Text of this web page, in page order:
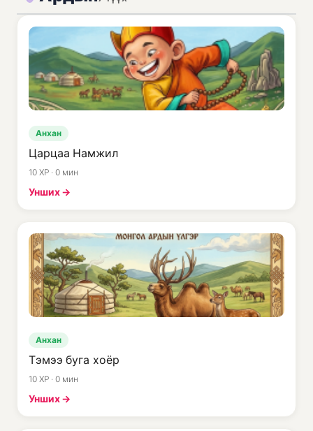
Анхан
Царцаа Намжил
10 XP · 0 мин
Унших →
Анхан
Тэмээ буга хоёр
10 XP · 0 мин
Унших →